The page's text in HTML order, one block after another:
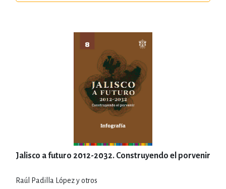
Jalisco a futuro 2012-2032. Construyendo el porvenir
Raúl Padilla López y otros